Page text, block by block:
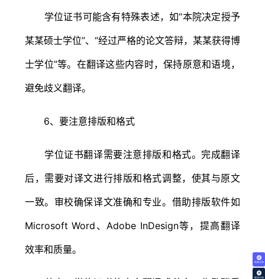
免费试译
翻译价格
学位证书可能含有特殊表述，如“本院决定授予
某某硕士学位”、“经过严格的论文答辩，某某获得博
士学位”等。在翻译这些内容时，保持原意和语境，
避免歧义翻译。
6、要注意排版和格式
学位证书翻译需要注意排版和格式。完成翻译
后，需要对译文进行排版和格式调整，使其与原文
一致。审校确保译文准确和专业。借助排版软件如
Microsoft Word、Adobe InDesign等，提高翻译
效率和质量。